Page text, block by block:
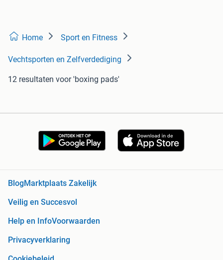
Home Sport en Fitness
Vechtsporten en Zelfverdediging
12 resultaten voor 'boxing pads'
BlogMarktplaats Zakelijk
Veilig en Succesvol
Help en InfoVoorwaarden
Privacyverklaring